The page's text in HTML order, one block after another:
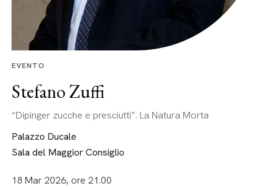
EVENTO
Stefano Zuffi
“Dipinger zucche e presciutti”. La Natura Morta
Palazzo Ducale
Sala del Maggior Consiglio
18 Mar 2026, ore 21.00